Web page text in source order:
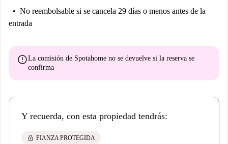
No reembolsable si se cancela 29 días o menos antes de la
entrada
errorLa comisión de Spotahome no se devuelve si la reserva se
confirma
Y recuerda, con esta propiedad tendrás:
lock FIANZA PROTEGIDA